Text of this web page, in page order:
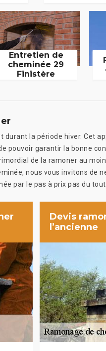
Entretien de
cheminée 29
Finistère
la période hiver. Cet
pouvoir garantir la bonne
de la ramoner au
nous vous invitons de
par le pas à prix pas du tout
Devis
l’ancienne